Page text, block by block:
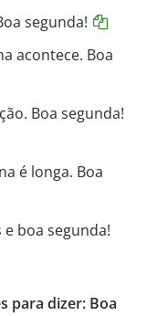
segunda!
acontece. Boa
Boa segunda!
é longa. Boa
boa segunda!
para dizer: Boa